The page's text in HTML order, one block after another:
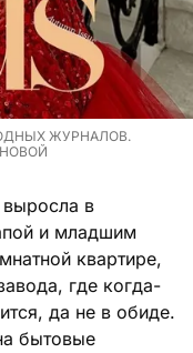
ЖУРНАЛОВ.
в
и младшим
квартире,
где когда-
да не в обиде.
бытовые